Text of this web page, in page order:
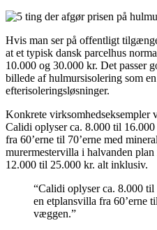
Hvis man ser på offentligt
at et typisk dansk parcelhus
10.000 og 30.000 kr. Det passer
billede af hulmursisolering som
efterisoleringsløsninger.
Konkrete virksomhedseksempler
Calidi oplyser ca. 8.000 til
fra 60’erne til 70’erne med
murermestervilla i halvanden
12.000 til 25.000 kr. alt inklusiv.
“Calidi oplyser ca. 8.000
en etplansvilla fra 60’erne
væggen.”